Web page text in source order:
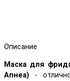
Описание
Маска для
Апнеа) -